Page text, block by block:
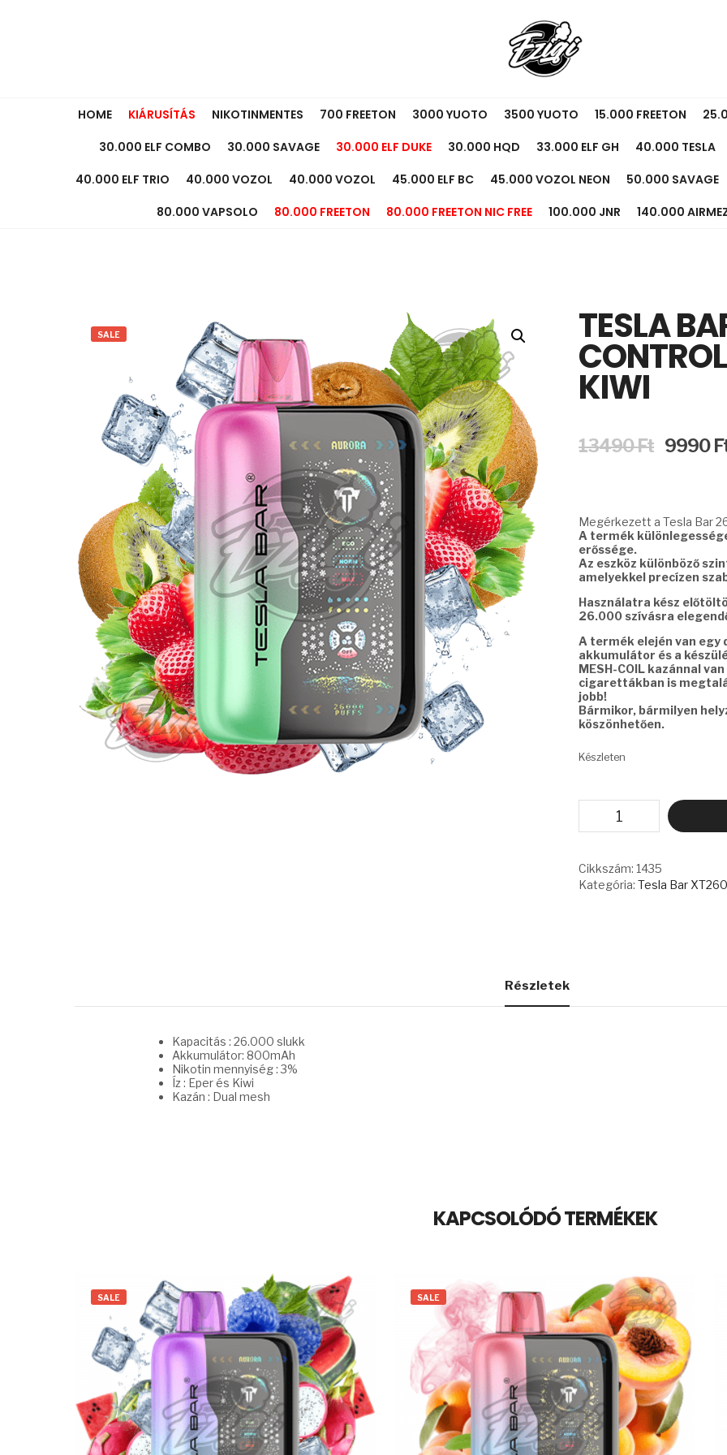
HOME KIÁRUSÍTÁS NIKOTINMENTES 700 FREETON 3000 YUOTO 3500 YUOTO 15.000 FREETON
30.000 ELF COMBO
30.000 SAVAGE 30.000 ELF DUKE 30.000 HQD 33.000 ELF GH
40.000 TESLA
40.000 ELF TRIO
40.000 VOZOL 40.000 VOZOL 45.000 ELF BC 45.000 VOZOL NEON
50.000 SAVAGE
80.000 VAPSOLO
80.000 FREETON 80.000 FREETON NIC FREE 100.000 JNR 140.000
SALE TESLA
KIWI
13490Ft
Original
9990
Megérkezett a Tesla Bar
A termék
erőssége.
Az eszköz különböző
amelyekkel precízen
Használatra kész
26.000 szívásra
A termék elején van egy
akkumulátor és a
MESH-COIL kazánnal
cigarettákban is
jobb!
Bármikor, bármilyen
köszönhetően.
Készleten
XT26000
CONTROL
-
STRAWBERRY
Cikkszám:1435
Kategória:Tesla Bar
Részletek
Kapacitás : 26.000 slukk
Akkumulátor: 800mAh
Nikotin mennyiség : 3%
Íz : Eper és Kiwi
Kazán : Dual mesh
KAPCSOLÓDÓ TERMÉKEK
SALE SALE